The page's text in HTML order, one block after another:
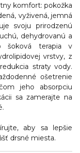
komfort: pokožka
vyživená, jemná
svoju prirodzenú
dehydrovanú a
šoková terapia v
vrstvy, z
straty vody.
ošetrenie
jeho absorpciu
sa zamerajte na
aby sa lepšie
drsné miesta.